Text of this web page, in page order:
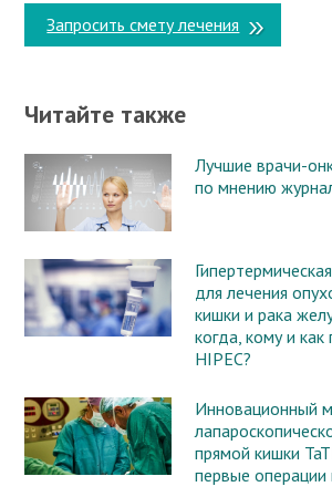
Запросить смету лечения
Читайте также
Лучшие врачи-
по мнению
для лечения
кишки и рака
когда, кому и как
HIPEC?
Инновационный
прямой кишки
первые операции